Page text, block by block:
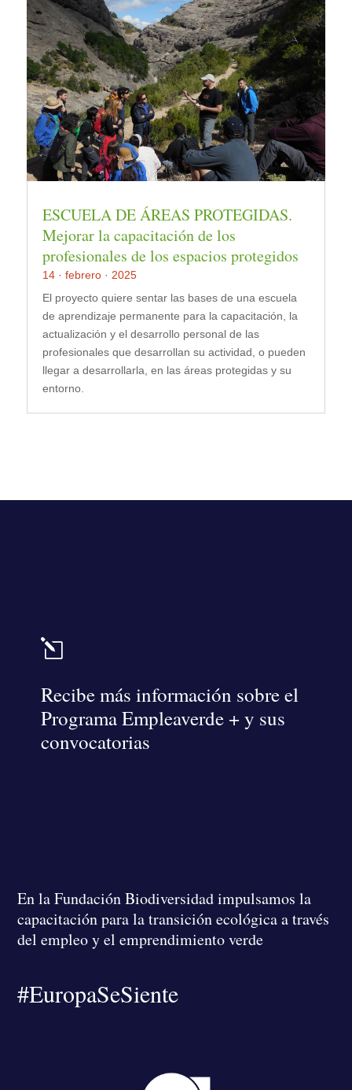
ESCUELA DE ÁREAS PROTEGIDAS.
Mejorar la capacitación de los
profesionales de los espacios protegidos
14 · febrero · 2025
El proyecto quiere sentar las bases de una escuela
de aprendizaje permanente para la capacitación, la
actualización y el desarrollo personal de las
profesionales que desarrollan su actividad, o pueden
llegar a desarrollarla, en las áreas protegidas y su
entorno.
l
Recibe más información sobre el
Programa Empleaverde + y sus
convocatorias
En la Fundación Biodiversidadimpulsamos la
capacitación para la transición ecológica a través
del empleo y el emprendimiento verde
#EuropaSeSiente